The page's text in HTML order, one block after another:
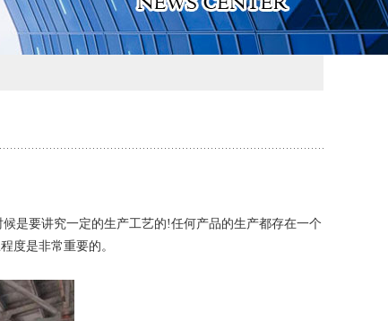
是要讲究一定的生产工艺的!任何产品的生产都存在一个
度是非常重要的。